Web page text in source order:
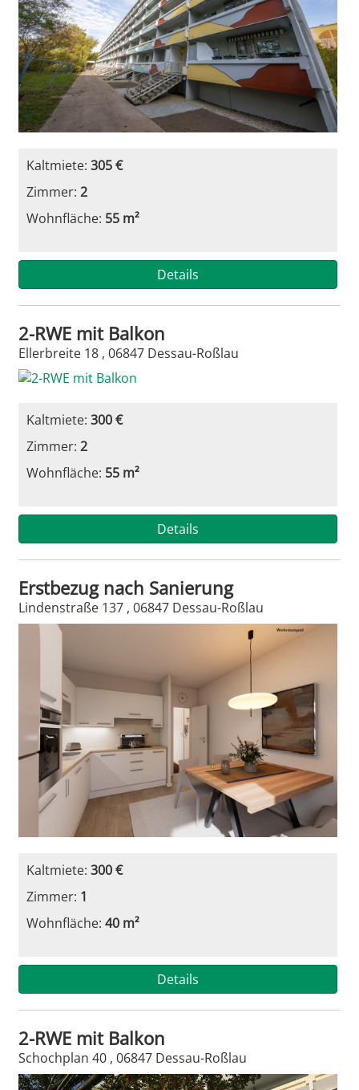
Kaltmiete:305 €
Zimmer:2
Wohnfläche: 55 m²
Details
2-RWE mit Balkon
Ellerbreite 18 , 06847 Dessau-Roßlau
Kaltmiete:300 €
Zimmer:2
Wohnfläche: 55 m²
Details
Erstbezug nach Sanierung
Lindenstraße 137 , 06847 Dessau-Roßlau
Kaltmiete:300 €
Zimmer: 1
Wohnfläche:40 m²
Details
2-RWE mit Balkon
Schochplan 40 , 06847 Dessau-Roßlau